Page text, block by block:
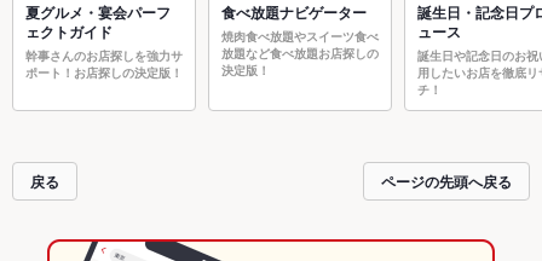
夏グルメ・宴会パーフ
ェクトガイド
幹事さんのお店探しを強力サ
ポート！お店探しの決定版！
食べ放題ナビゲーター
焼肉食べ放題やスイーツ食べ
放題など食べ放題お店探しの
決定版！
誕生日・記念日プ
ュース
誕生日や記念日のお祝
用したいお店を徹底リ
チ！
戻る ページの先頭へ戻る